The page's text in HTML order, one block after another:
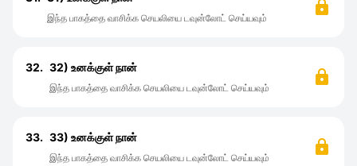
இந்த பாகத்தை வாசிக்க செயலியை டவுன்லோட் செய்யவும்
32. 32) உனக்குள் நான்
இந்த பாகத்தை வாசிக்க செயலியை டவுன்லோட் செய்யவும்
33. 33) உனக்குள் நான்
இந்த பாகத்தை வாசிக்க செயலியை டவுன்லோட் செய்யவும்